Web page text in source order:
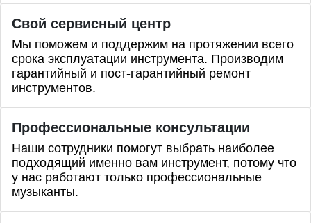
Свой сервисный центр
Мы поможем и поддержим на протяжении всего
срока эксплуатации инструмента. Производим
гарантийный и пост-гарантийный ремонт
инструментов.
Профессиональные консультации
Наши сотрудники помогут выбрать наиболее
подходящий именно вам инструмент, потому что
у нас работают только профессиональные
музыканты.